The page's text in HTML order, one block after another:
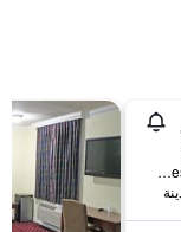
3101 West Temple Avenue, بومونا, CA, الولايات المتحدة الأميريكية